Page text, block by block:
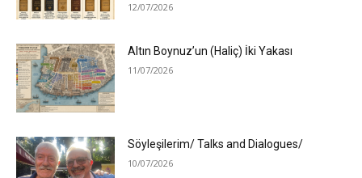
12/07/2026
Altın Boynuz’un (Haliç) İki Yakası
11/07/2026
Söyleşilerim/ Talks and Dialogues/
10/07/2026